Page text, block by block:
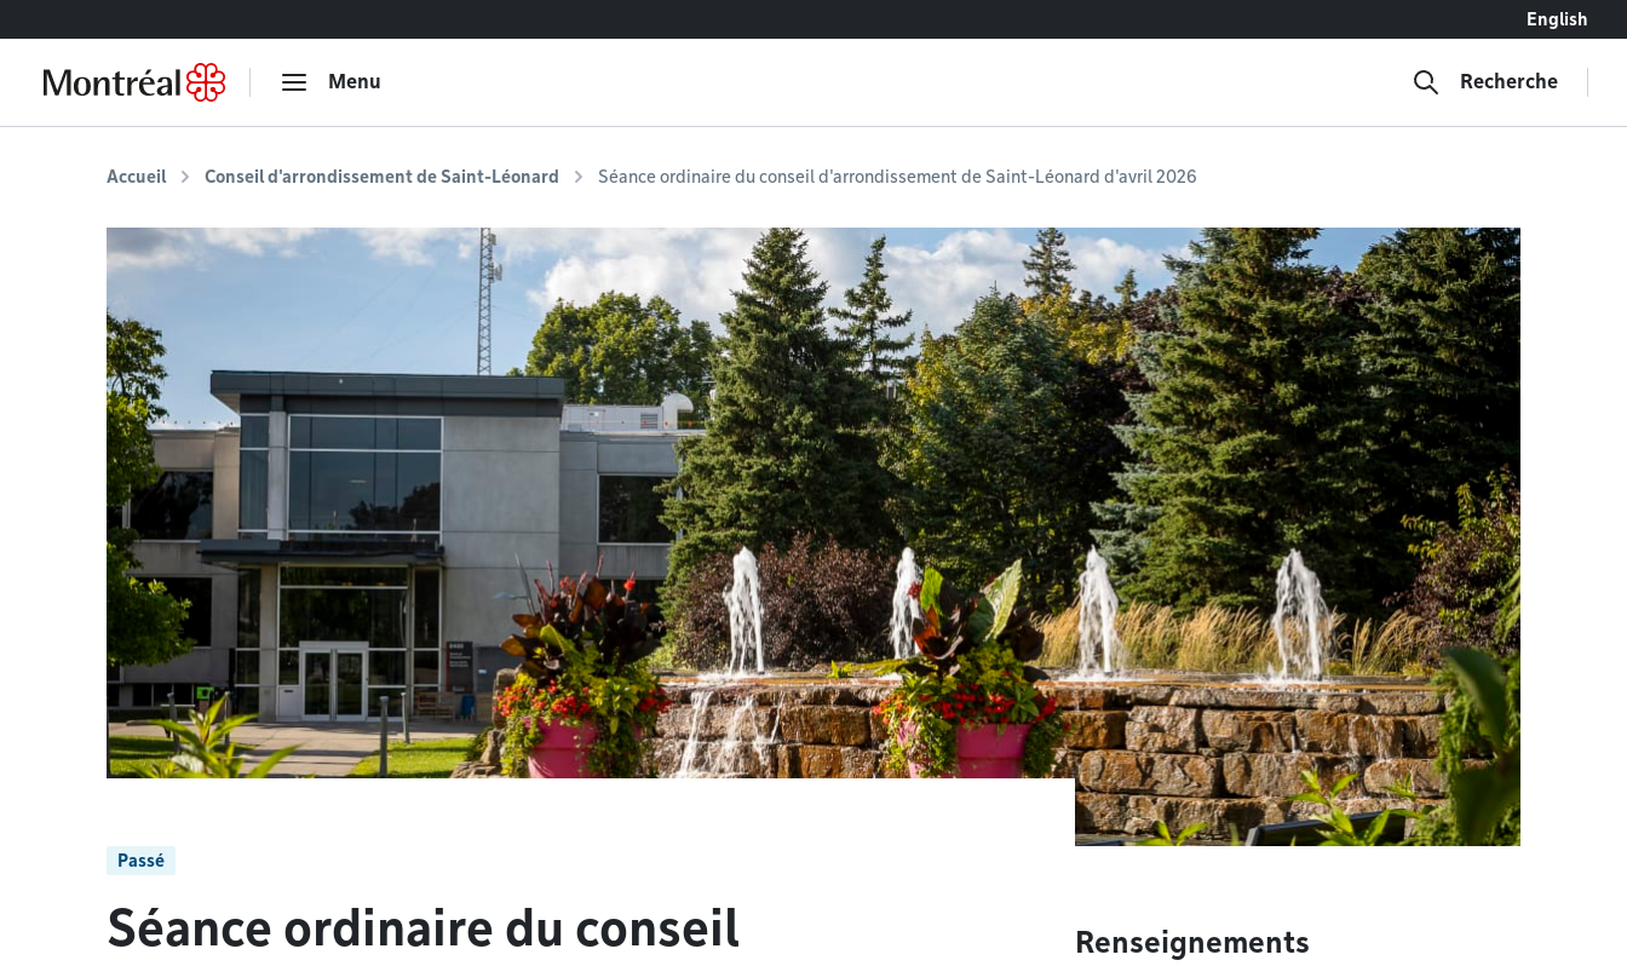
English
Menu Recherche
Accueil Conseil d'arrondissement de Saint-Léonard Séance ordinaire du conseil d'arrondissement de Saint-Léonard d'avril 2026
Passé
Séance ordinaire du conseil
Renseignements